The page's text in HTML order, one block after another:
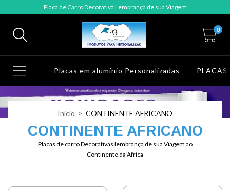
Placa de Carro Decorativa Lembrança de sua Viagem
0
Placas em alumínio Personalizadas PLACAS
Início > CONTINENTE AFRICANO
CONTINENTE AFRICANO
Placas de carro Decorativas lembrança de sua Viagem ao
Continente da Afríca